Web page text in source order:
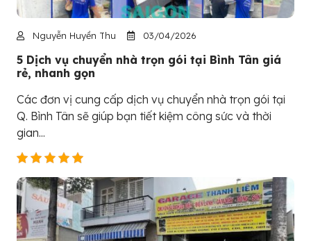
Nguyễn Huyền Thu 03/04/2026
5 Dịch vụ chuyển nhà trọn gói tại Bình Tân giá
rẻ, nhanh gọn
Các đơn vị cung cấp dịch vụ chuyển nhà trọn gói tại
Q. Bình Tân sẽ giúp bạn tiết kiệm công sức và thời
gian...